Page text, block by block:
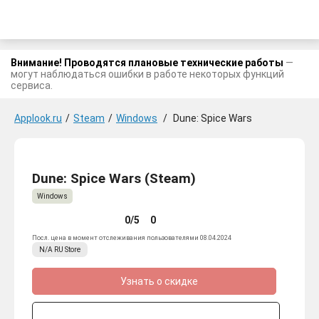
Внимание! Проводятся плановые технические работы —
могут наблюдаться ошибки в работе некоторых функций
сервиса.
Applook.ru / Steam / Windows / Dune: Spice Wars
Dune: Spice Wars (Steam)
Windows
0/5 0
Посл. цена в момент отслеживания пользователями 08.04.2024
N/A RU Store
Узнать о скидке